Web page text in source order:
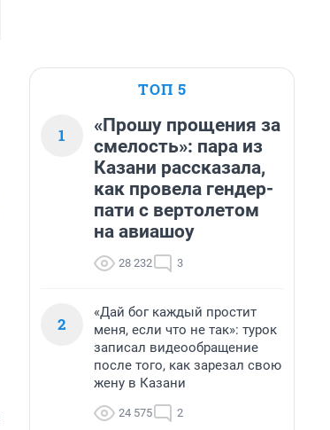
ТОП 5
1
«Прошу прощения за
смелость»: пара из
Казани рассказала,
как провела гендер-
пати с вертолетом
на авиашоу
28 232 3
2
«Дай бог каждый простит
меня, если что не так»: турок
записал видеообращение
после того, как зарезал свою
жену в Казани
24 575 2